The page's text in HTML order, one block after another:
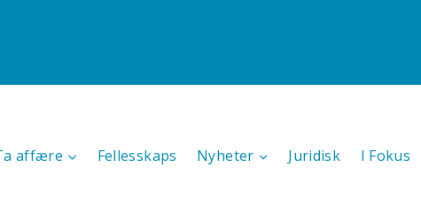
affære Fellesskaps Nyheter Juridisk I Fokus